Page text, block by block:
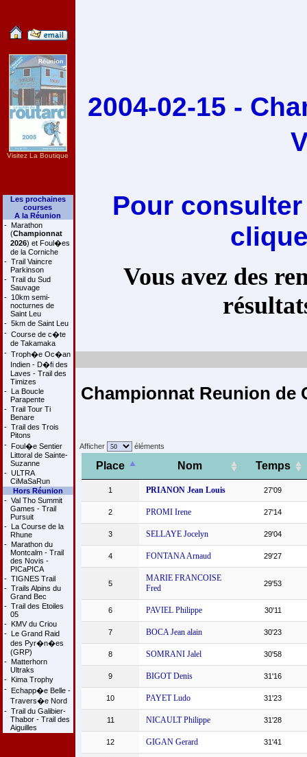
Visitez La Boutique
Les prochaines
courses
A la Réunion
- Marathon
(Championnat
2026) et Foul�es
de la Corniche
- Trail Vaincre
Parkinson
- Trail du Sud
Sauvage
- 10km semi-
nocturnes de
Saint Leu
- 5km de Saint Leu
- Course de c�te
de Takamaka
- Troph�e Oc�an
Indien - D�fi des
Laves - Trail des
Timizes
- La Boucle
Parapente
- Trail Tour Ti
Benare
- Trail des Trois
Pitons
- Foul�e Sentier
Littoral de Sainte-
Suzanne
- ULTRA
CiMaSaRun
Hors Réunion
- Val Tho Summit
Games - Trail
Pursuit
- La Course de la
Rhune
- Marathon du
Montcalm - Trail
des Novis -
PICaPICA
- TIGNES Trail
- Trails Alpins du
Grand Bec
- Trail des Etoiles
05
- KMV du Criou
- Le Grand Raid
des Pyr�n�es
(GRP)
- Matterhorn
Ultraks
- Kima Trophy
- Echapp�e Belle -
Travers�e Nord
- Trail du Galibier-
Thabor - Trail des
Aiguilles
2004-02-15 -
Pour
Vous avez des
Championnat Reunion
Afficher éléments
Place Nom Temps
1 PRIANON Jean Louis 27'09
2 PROMI Irene 27'14
3 SELLAYE Jocelyn 29'04
4 FONTANA Arnaud 29'27
5
MARIE FRANCOISE
Fred
29'53
6 PAVIEL Philippe 30'11
7 BOCA Jean alain 30'23
8 SOMRANI Jalel 30'58
9 BIGOT Denis 31'16
10 PAYET Ludo 31'23
11 NICAULT Philippe 31'28
12 GIGAN Gerard 31'41